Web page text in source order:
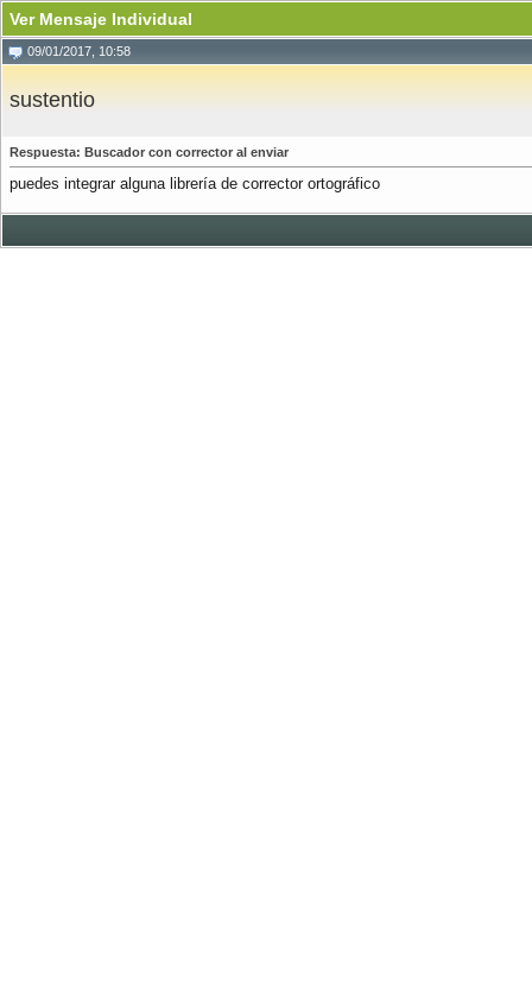
Ver Mensaje Individual
09/01/2017, 10:58
sustentio
Respuesta: Buscador con corrector al enviar
puedes integrar alguna librería de corrector ortográfico